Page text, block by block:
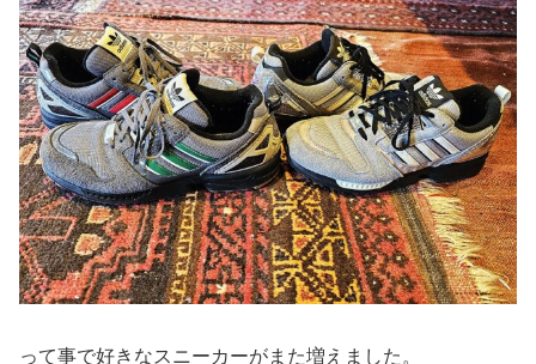
って事で好きなスニーカーがまた増えました。